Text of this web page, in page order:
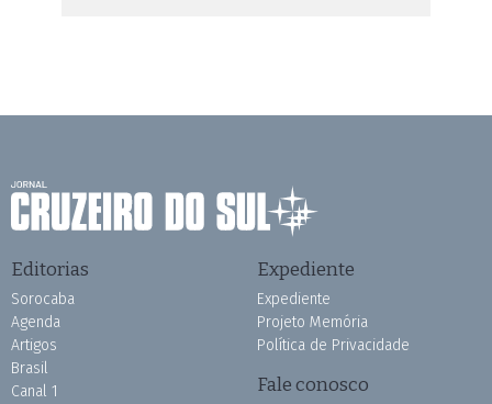
Editorias
Sorocaba
Agenda
Artigos
Brasil
Canal 1
Expediente
Expediente
Projeto Memória
Política de Privacidade
Fale conosco